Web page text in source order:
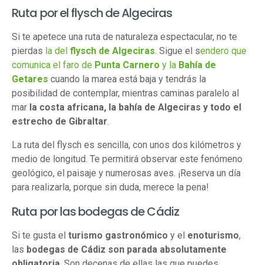
Ruta por el flysch de Algeciras
Si te apetece una ruta de naturaleza espectacular, no te
pierdas la del flysch de Algeciras . Sigue el sendero que
comunica el faro de Punta Carnero y la Bahía de
Getares cuando la marea está baja y tendrás la
posibilidad de contemplar, mientras caminas paralelo al
mar la costa africana, la bahía de Algeciras y todo el
estrecho de Gibraltar
La ruta del flysch es sencilla, con unos dos kilómetros y
medio de longitud. Te permitirá observar este fenómeno
geológico, el paisaje y numerosas aves. ¡Reserva un día
para realizarla, porque sin duda, merece la pena!
Ruta por las bodegas de Cádiz
Si te gusta el turismo gastronómico y el enoturismo,
las bodegas de Cádiz son parada absolutamente